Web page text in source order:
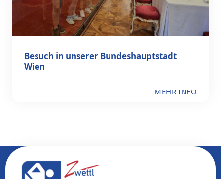
Besuch in unserer Bundeshauptstadt
Wien
MEHR INFO